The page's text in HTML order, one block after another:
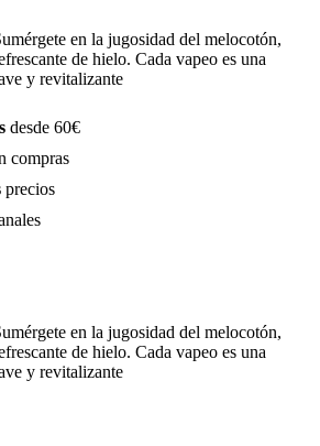
en la jugosidad del melocotón,
de hielo. Cada vapeo es una
y revitalizante
desde 60€
compras
precios
en la jugosidad del melocotón,
de hielo. Cada vapeo es una
y revitalizante